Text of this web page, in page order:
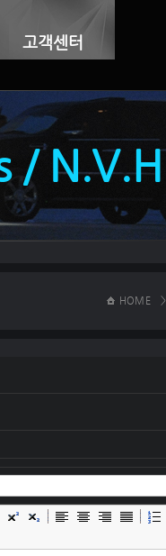
고객센터
/ N.V.H
HOME >